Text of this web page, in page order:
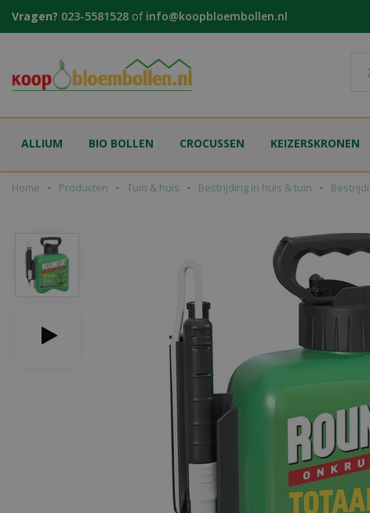
naar
Home Producten Tuin & huis Bestrijding in huis & tuin
Vragen? 023-5581528 of info@koopbloembollen.nl
ALLIUM BIO BOLLEN CROCUSSEN KEIZERSKRONEN